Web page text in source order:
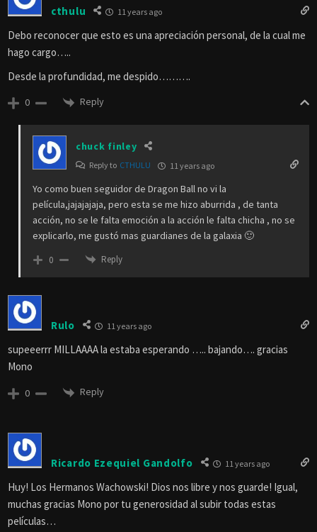
cthulu 11 years ago
Debo reconocer que esto es una apreciación personal, de la cual me
hago cargo…..
Desde la profundidad, me despido……….
0 Reply
chuck finley
Reply to CTHULU 11 years ago
Yo como buen seguidor de Dragon Ball no vi la
película,jajajajaja, pero esta se me hizo aburrida , de tanta
acción, no se le falta emoción a la acción le falta chicha , no se
explicarlo, me gustó mas guardianes de la galaxia 🙂
0 Reply
Rulo 11 years ago
supeeerrr MILLAAAA la estaba esperando ….. bajando…. gracias
Mono
0 Reply
Ricardo Ezequiel Gandolfo 11 years ago
Huy! Los Hermanos Wachowski! Dios nos libre y nos guarde! Igual,
muchas gracias Mono por tu generosidad al subir todas estas
películas…